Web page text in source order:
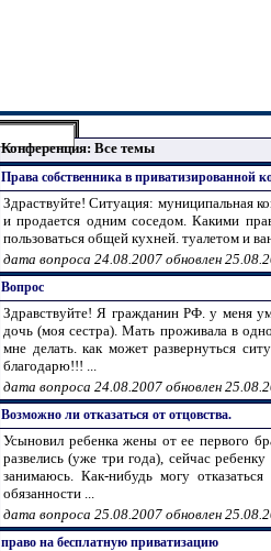
Конференция: Все темы
Права собственника в приватизированной
Здраствуйте! Ситуация: муниципальная
и продается одним соседом. Какими
пользоваться общей кухней. туалетом и
дата вопроса 24.08.2007 обновлен
Вопрос
Здравствуйте! Я гражданин РФ. у меня
дочь (моя сестра). Мать проживала в
мне делать. как может развернуться
благодарю!!! ...
дата вопроса 24.08.2007 обновлен
Возможно ли отказаться от отцовства.
Усыновил ребенка жены от ее первого
развелись (уже три года), сейчас
занимаюсь. Как-нибудь могу
обязанности ...
дата вопроса 25.08.2007 обновлен
право на бесплатную приватизацию